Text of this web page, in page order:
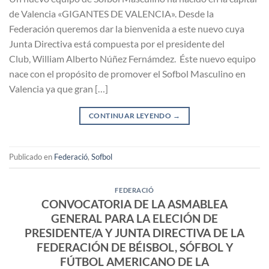
de Valencia «GIGANTES DE VALENCIA». Desde la
Federación queremos dar la bienvenida a este nuevo cuya
Junta Directiva está compuesta por el presidente del
Club, William Alberto Núñez Fernámdez. Éste nuevo equipo
nace con el propósito de promover el Sofbol Masculino en
Valencia ya que gran […]
CONTINUAR LEYENDO →
Publicado en Federació, Sofbol
FEDERACIÓ
CONVOCATORIA DE LA ASMABLEA
GENERAL PARA LA ELECIÓN DE
PRESIDENTE/A Y JUNTA DIRECTIVA DE LA
FEDERACIÓN DE BÉISBOL, SÓFBOL Y
FÚTBOL AMERICANO DE LA